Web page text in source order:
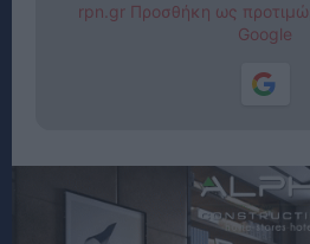
rpn.gr Προσθήκη ως
Google